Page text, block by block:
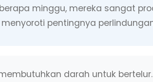
minggu, mereka sangat
pentingnya
darah untuk bertelur.